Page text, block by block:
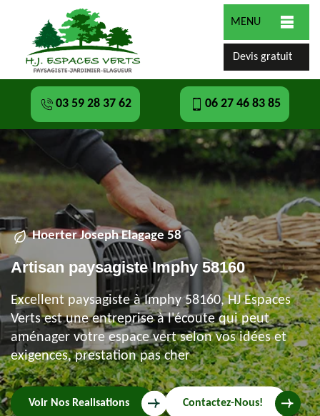
MENU
Devis gratuit
03 59 28 37 62 06 27 46 83 85
Hoerter Joseph Elagage 58
Artisan paysagiste Imphy 58160
Excellent paysagiste à Imphy 58160, HJ Espaces
Verts est une entreprise à l'écoute qui peut
aménager votre espace vert selon vos idées et
exigences, prestation pas cher
Voir Nos Realisations Contactez-Nous!